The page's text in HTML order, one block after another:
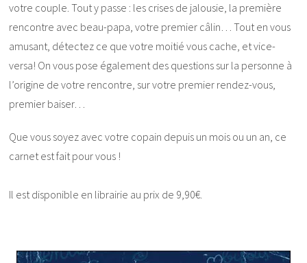
votre couple. Tout y passe : les crises de jalousie, la première
rencontre avec beau-papa, votre premier câlin… Tout en vous
amusant, détectez ce que votre moitié vous cache, et vice-
versa! On vous pose également des questions sur la personne à
l’origine de votre rencontre, sur votre premier rendez-vous,
premier baiser…
Que vous soyez avec votre copain depuis un mois ou un an, ce
carnet est fait pour vous !
Il est disponible en librairie au prix de 9,90€.